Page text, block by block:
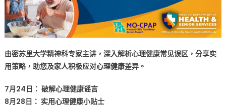
健
康
公
座
由密苏里大学精神科专家主讲，深入解析心理健康常见误区，分享实
用策略，助您及家人积极应对心理健康差异。
7月24日： 破解心理健康谣言
8月28日： 实用心理健康小贴士